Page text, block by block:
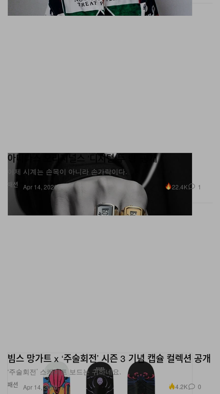
패션
아디다스 오리지널스 ‘디지털 투 링’ 공개
이제 시계는 손목이 아니라 손가락이다.
Apr 14, 2026 22.4K 1
패션
빔스 망가트 x ‘주술회전’ 시즌 3 기념 캡슐 컬렉션 공개
‘주술회전’ 스케이트 보드는 귀하네요.
Apr 14, 2026 4.2K 0